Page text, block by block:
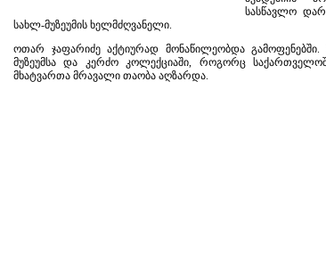
სასწავლო
სახლ-მუზეუმის ხელმძღვანელი.
ოთარ ჯაფარიძე აქტიურად მონაწილეობდა
მუზეუმსა და კერძო კოლექციაში, როგორც
მხატვართა მრავალი თაობა აღზარდა.